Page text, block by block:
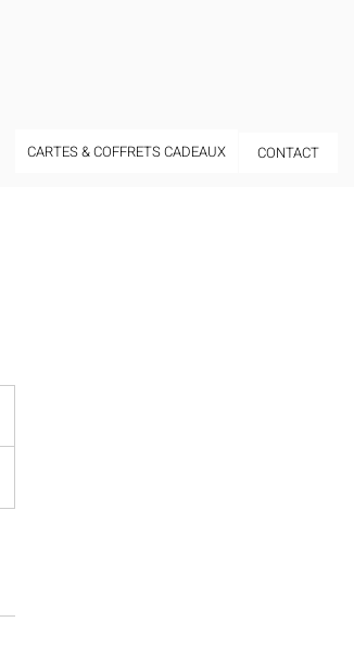
CONTACT
CARTES & COFFRETS CADEAUX